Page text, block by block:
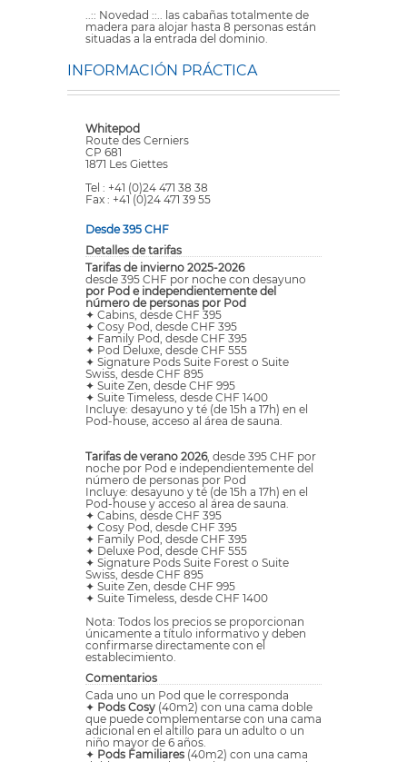
..:: Novedad ::.. las cabañas totalmente de
madera para alojar hasta 8 personas están
situadas a la entrada del dominio.
INFORMACIÓN PRÁCTICA
Whitepod
Route des Cerniers
CP 681
1871 Les Giettes
Tel : +41 (0)24 471 38 38
Fax : +41 (0)24 471 39 55
Desde 395 CHF
Detalles de tarifas
Tarifas de invierno 2025-2026
desde 395 CHF por noche con desayuno
por Pod e independientemente del
número de personas por Pod
✦ Cabins, desde CHF 395
✦ Cosy Pod, desde CHF 395
✦ Family Pod, desde CHF 395
✦ Pod Deluxe, desde CHF 555
✦ Signature Pods Suite Forest o Suite
Swiss, desde CHF 895
✦ Suite Zen, desde CHF 995
✦ Suite Timeless, desde CHF 1400
Incluye: desayuno y té (de 15h a 17h) en el
Pod-house, acceso al área de sauna.
Tarifas de verano 2026, desde 395 CHF por
noche por Pod e independientemente del
número de personas por Pod
Incluye: desayuno y té (de 15h a 17h) en el
Pod-house y acceso al área de sauna.
✦ Cabins, desde CHF 395
✦ Cosy Pod, desde CHF 395
✦ Family Pod, desde CHF 395
✦ Deluxe Pod, desde CHF 555
✦ Signature Pods Suite Forest o Suite
Swiss, desde CHF 895
✦ Suite Zen, desde CHF 995
✦ Suite Timeless, desde CHF 1400
Nota: Todos los precios se proporcionan
únicamente a título informativo y deben
confirmarse directamente con el
establecimiento.
Comentarios
Cada uno un Pod que le corresponda
✦ Pods Cosy (40m2) con una cama doble
que puede complementarse con una cama
adicional en el altillo para un adulto o un
niño mayor de 6 años.
✦ Pods Familiares (40m2) con una cama